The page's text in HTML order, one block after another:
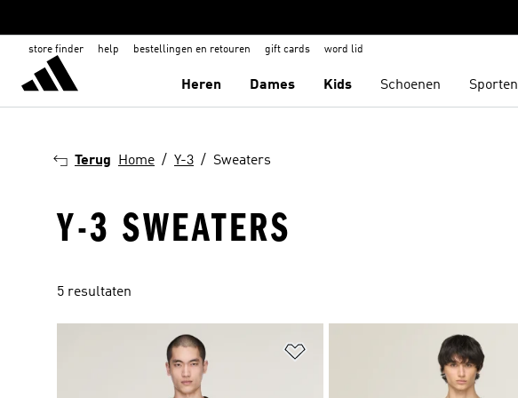
store finder help bestellingen en retouren gift cards word lid
Heren Dames Kids Schoenen Sporten
Terug Home Y-3 Sweaters
Y-3 SWEATERS
5 resultaten
Op verlanglijst zetten